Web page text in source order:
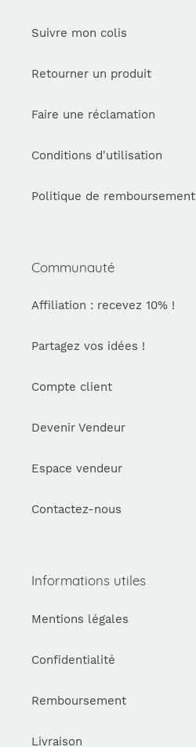
Suivre mon colis
Retourner un produit
Faire une réclamation
Conditions d'utilisation
Politique de remboursement
Communauté
Affiliation : recevez 10% !
Partagez vos idées !
Compte client
Devenir Vendeur
Espace vendeur
Contactez-nous
Informations utiles
Mentions légales
Confidentialité
Remboursement
Livraison